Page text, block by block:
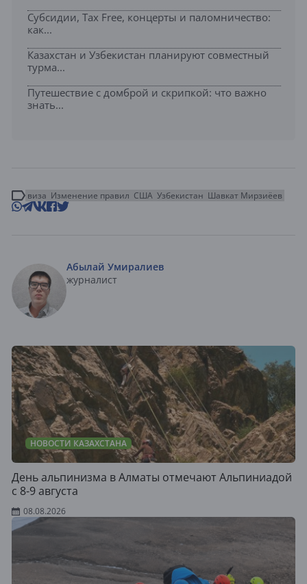
Субсидии, Tax Free, концерты и паломничество:
как...
Казахстан и Узбекистан планируют совместный
турма...
Путешествие с домброй и скрипкой: что важно
знать...
виза Изменение правил США Узбекистан Шавкат Мирзиёев
Абылай Умиралиев
журналист
НОВОСТИ КАЗАХСТАНА
День альпинизма в Алматы отмечают Альпиниадой
с 8-9 августа
08.08.2026